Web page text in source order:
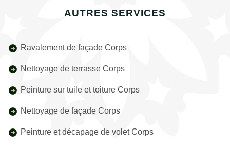
AUTRES SERVICES
Ravalement de façade Corps
Nettoyage de terrasse Corps
Peinture sur tuile et toiture Corps
Nettoyage de façade Corps
Peinture et décapage de volet Corps